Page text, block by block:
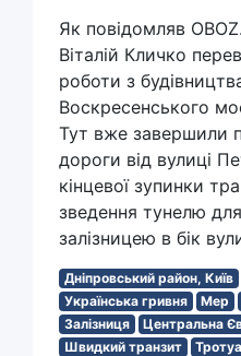
Як повідомляв
Віталій Кличко
роботи з
Воскресенського
Тут вже завершили
дороги від вулиці
кінцевої зупинки
зведення тунелю
залізницею в бік
Дніпровський район, Київ
Українська гривня
Мер
Залізниця
Центральна
Швидкий транзит